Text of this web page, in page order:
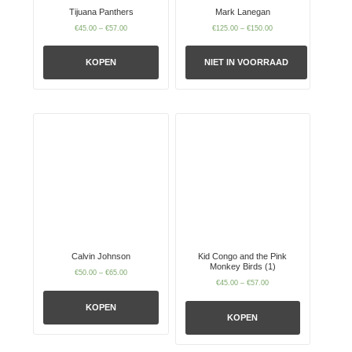
Tijuana Panthers
€45.00 –€57.00
KOPEN
Mark Lanegan
€125.00 –€150.00
NIET IN VOORRAAD
Calvin Johnson
€50.00 –€65.00
KOPEN
Kid Congo and the Pink
Monkey Birds (1)
€45.00 –€57.00
KOPEN